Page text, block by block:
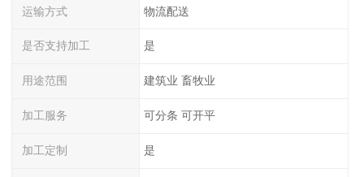
运输方式 物流配送
是否支持加工 是
用途范围 建筑业 畜牧业
加工服务 可分条 可开平
加工定制 是